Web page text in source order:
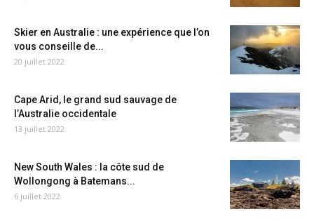
Skier en Australie : une expérience que l’on
vous conseille de...
20 juillet 2022
Cape Arid, le grand sud sauvage de
l’Australie occidentale
13 juillet 2022
New South Wales : la côte sud de
Wollongong à Batemans...
6 juillet 2022